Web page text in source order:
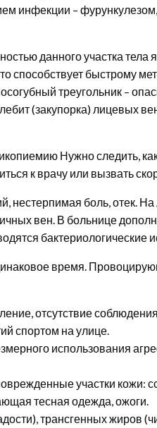
инфекции –
данного участка тела
способствует быстрому
треугольник –
(закупорка) лицевых
Нужно следить,
к врачу или вызвать
нестерпимая боль, отек.
вен. В больнице
бактериологические
время.
отсутствие
спортом на улице.
использования
участки кожи:
тесная одежда, ожоги.
трансгенных жиров